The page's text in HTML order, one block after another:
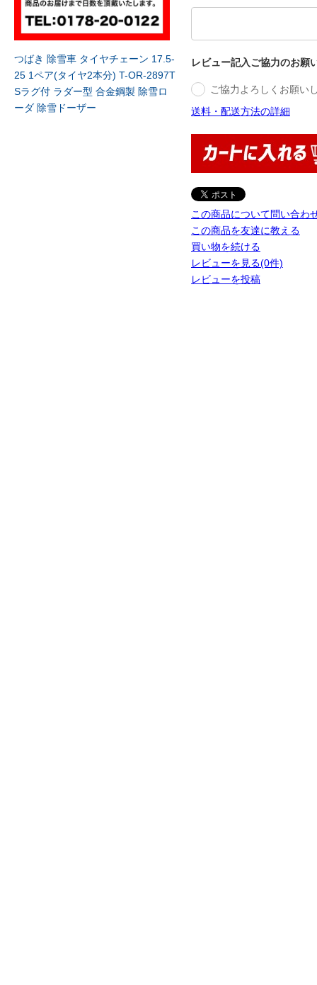
つばき 除雪車 タイヤチェーン 17.5-
25 1ペア(タイヤ2本分) T-OR-2897T
Sラグ付 ラダー型 合金鋼製 除雪ロ
ーダ 除雪ドーザー
レビュー記入ご協力のお願
ご協力よろしくお願い
送料・配送方法の詳細
この商品について問い合わ
この商品を友達に教える
買い物を続ける
レビューを見る(0件)
レビューを投稿